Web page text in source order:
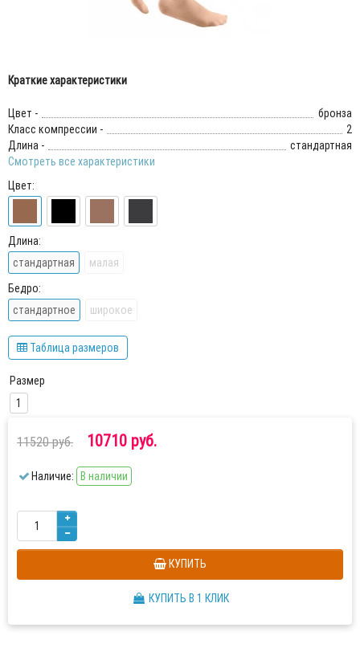
Краткие характеристики
Цвет -
бронза
Класс компрессии -
2
Длина -
стандартная
Смотреть все характеристики
Цвет:
Длина:
стандартная
малая
Бедро:
стандартное
широкое
Таблица размеров
Размер
1
11520 руб. 10710 руб.
Наличие: В наличии
КУПИТЬ
КУПИТЬ В 1 КЛИК